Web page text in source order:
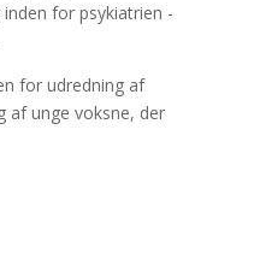
for psykiatrien -
for udredning af
af unge voksne, der